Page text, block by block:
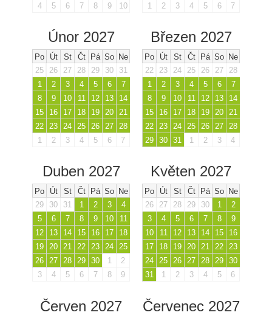
4
5 6 7 8 9 10
1
2 3 4 5 6 7
Únor 2027
Po Út St Čt Pá So Ne
25
26 27 28 29 30
31
1
2 3 4 5 6
7
8
9 10 11 12 13
14
15
16 17 18 19 20
21
22
23 24 25 26 27
28
1
2 3 4 5 6 7
Březen 2027
Po Út St Čt Pá So Ne
22
23 24 25 26 27
28
1
2 3 4 5 6
7
8
9 10 11 12 13
14
15
16 17 18 19 20
21
22
23 24 25 26 27
28
29 30 31 1 2 3 4
Duben 2027
Po Út St Čt Pá So Ne
29
30 31 1 2 3
4
5
6 7 8 9 10
11
12
13 14 15 16 17
18
19 20 21 22 23 24 25
26 27 28 29 30 1
2
3
4 5 6 7 8 9
Květen 2027
Po Út St Čt Pá So Ne
26
27 28 29 30 1
2
3
4 5 6 7 8
9
10
11 12 13 14 15
16
17
18 19 20 21 22 23
24 25 26 27 28 29 30
31
1 2 3 4 5 6
Červen 2027 Červenec 2027